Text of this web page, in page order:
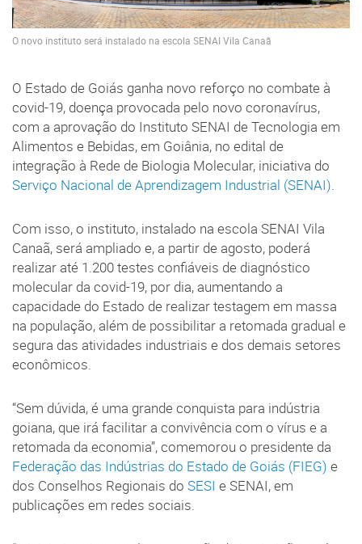
O novo instituto será instalado na escola SENAI Vila Canaã
O Estado de Goiás ganha novo reforço no combate à
covid-19, doença provocada pelo novo coronavírus,
com a aprovação do Instituto SENAI de Tecnologia em
Alimentos e Bebidas, em Goiânia, no edital de
integração à Rede de Biologia Molecular, iniciativa do
Serviço Nacional de Aprendizagem Industrial (SENAI).
Com isso, o instituto, instalado na escola SENAI Vila
Canaã, será ampliado e, a partir de agosto, poderá
realizar até 1.200 testes confiáveis de diagnóstico
molecular da covid-19, por dia, aumentando a
capacidade do Estado de realizar testagem em massa
na população, além de possibilitar a retomada gradual e
segura das atividades industriais e dos demais setores
econômicos.
“Sem dúvida, é uma grande conquista para indústria
goiana, que irá facilitar a convivência com o vírus e a
retomada da economia”, comemorou o presidente da
Federação das Indústrias do Estado de Goiás (FIEG) e
dos Conselhos Regionais do SESI e SENAI, em
publicações em redes sociais.